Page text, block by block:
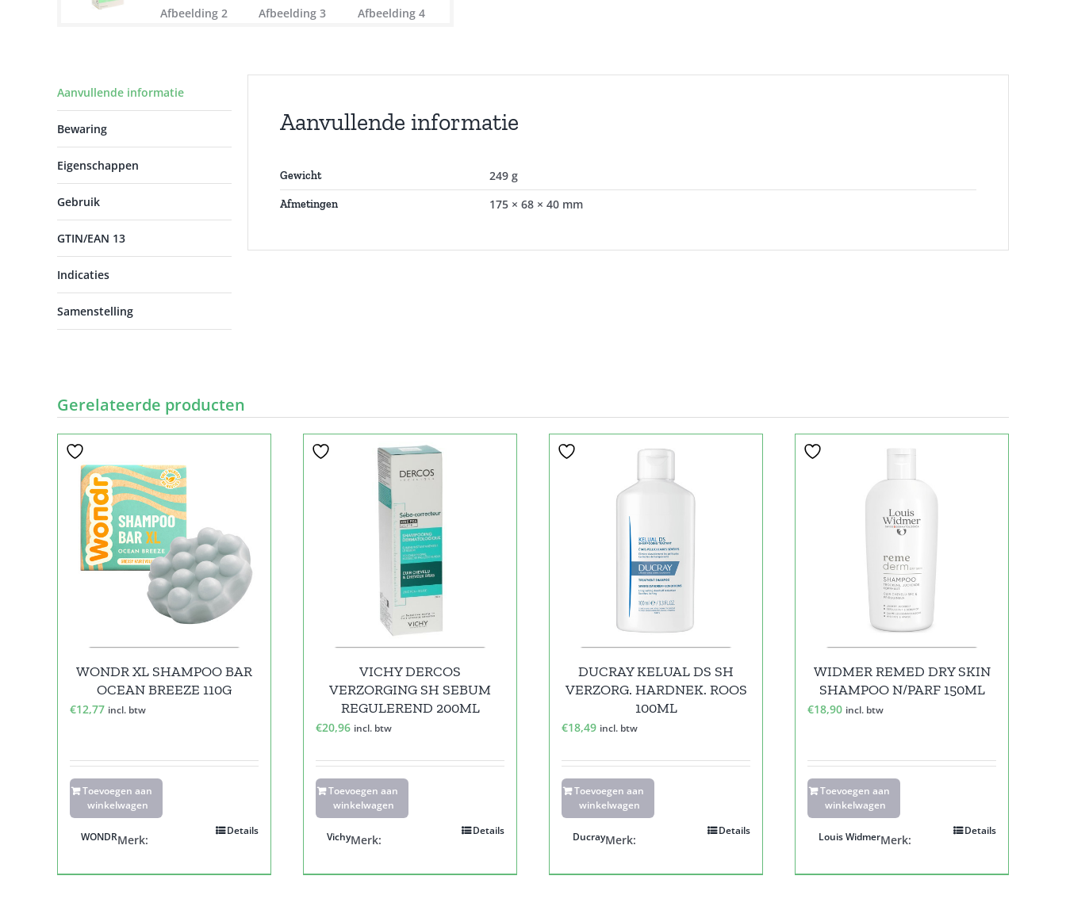
Aanvullende informatie
Bewaring
Eigenschappen
Gebruik
GTIN/EAN 13
Indicaties
Samenstelling
Aanvullende informatie
Gewicht 249 g
Afmetingen 175 × 68 × 40 mm
Gerelateerde producten
WONDR XL SHAMPOO BAR
OCEAN BREEZE 110G
€12,77 incl. btw
Toevoegen aan
winkelwagen
Details
Merk:
WONDR
VICHY DERCOS
VERZORGING SH SEBUM
REGULEREND 200ML
€20,96 incl. btw
Toevoegen aan
winkelwagen
Details
Merk:
Vichy
DUCRAY KELUAL DS SH
VERZORG. HARDNEK. ROOS
100ML
€18,49 incl. btw
Toevoegen aan
winkelwagen
Details
Merk:
Ducray
WIDMER REMED DRY SKIN
SHAMPOO N/PARF 150ML
€18,90 incl. btw
Toevoegen aan
winkelwagen
Details
Merk:
Louis Widmer